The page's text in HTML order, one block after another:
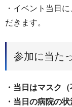
・イベント当日
だきます。
参加に当た
・当日はマスク
・当日の病院の